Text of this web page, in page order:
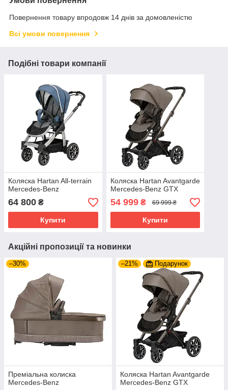
Повернення товару впродовж 14 днів за домовленістю
Всі умови повернення
Подібні товари компанії
Коляска Hartan All-terrain
Mercedes-Benz
64 800 ₴
Купити
Коляска Hartan Avantgarde
Mercedes-Benz GTX
54 999₴ 69 999 ₴
Купити
Акційні пропозиції та новинки
–30%
Преміальна колиска
Mercedes-Benz
–21% Подарунок
Коляска Hartan Avantgarde
Mercedes-Benz GTX